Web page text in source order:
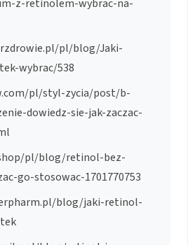
z-retinolem-wybrac-na-
pl/blog/Jaki-
wybrac/538
pl/styl-zycia/post/b-
dowiedz-sie-jak-zaczac-
pl/blog/retinol-bez-
go-stosowac-1701770753
blog/jaki-retinol-